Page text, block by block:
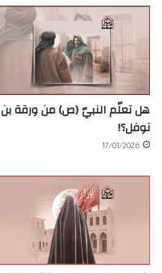
هل تعلّم النبيّ (ص) من ورقة بن
نوفل؟!
17/01/2026